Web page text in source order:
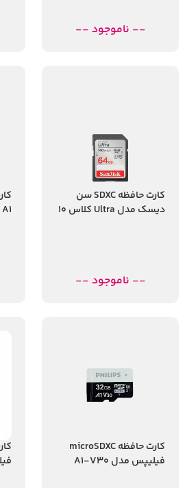
-- ناموجود --
کارت حافظه SDXC سن
دیسک مدل Ultra کلاس 10
-- ناموجود --
کارت حافظه microSDXC
فیلیپس مدل A1-V30